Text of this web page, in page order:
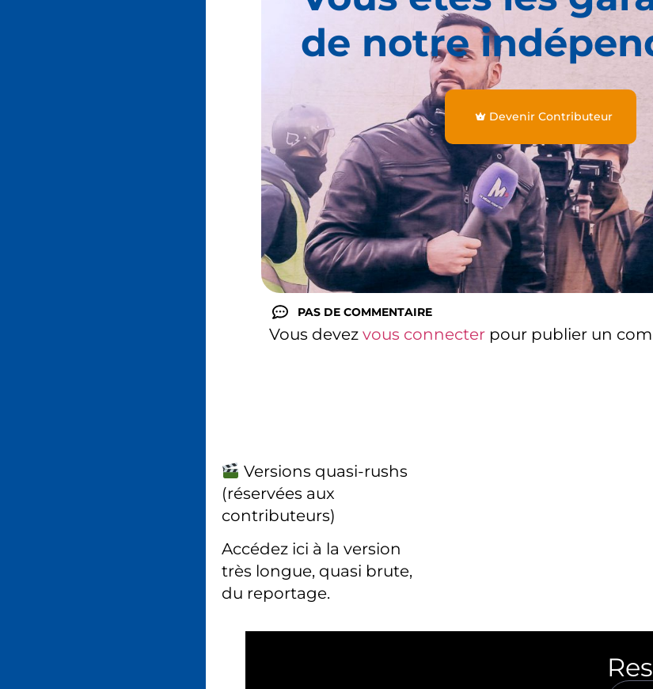
de notre
Devenir Contributeur
PAS DE COMMENTAIRE
Vous devez vous connecter pour publier un
Versions quasi-rushs
(réservées aux
contributeurs)
Accédez ici à la version
très longue, quasi brute,
du reportage.